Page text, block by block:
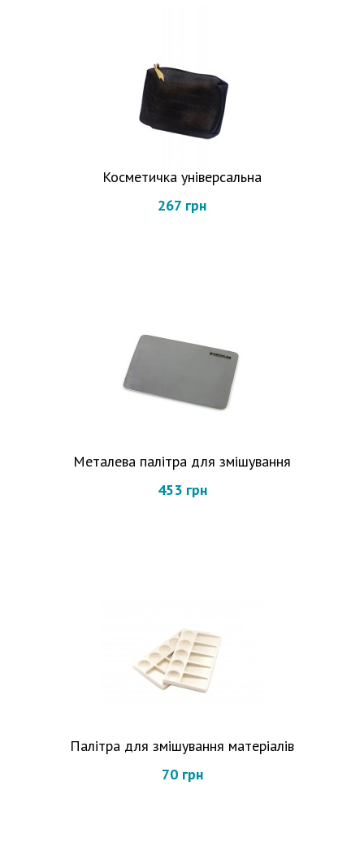
Косметичка універсальна
267 грн
Металева палітра для змішування
453 грн
Палітра для змішування матеріалів
70 грн